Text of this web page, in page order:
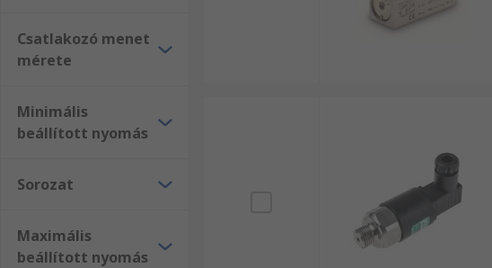
Csatlakozó menet
mérete
Minimális
beállított nyomás
Sorozat
Maximális
beállított nyomás